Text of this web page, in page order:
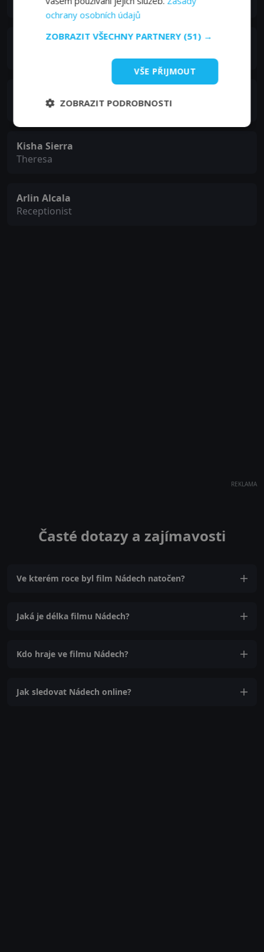
Dr. Martinez
Walter Perez
Dr. White
Kisha Sierra
Theresa
Arlin Alcala
Receptionist
REKLAMA
Časté dotazy a zajímavosti
Ve kterém roce byl film Nádech natočen?
Jaká je délka filmu Nádech?
Kdo hraje ve filmu Nádech?
Jak sledovat Nádech online?
ochrany osobních údajů
ZOBRAZIT VŠECHNY PARTNERY (51) →
VŠE PŘIJMOUT
ZOBRAZIT PODROBNOSTI